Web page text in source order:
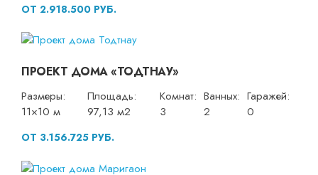
ОТ 2.918.500 РУБ.
ПРОЕКТ ДОМА «ТОДТНАУ»
Размеры:
11×10 м
Площадь:
97,13 м2
Комнат:
3
Ванных:
2
Гаражей:
0
ОТ 3.156.725 РУБ.